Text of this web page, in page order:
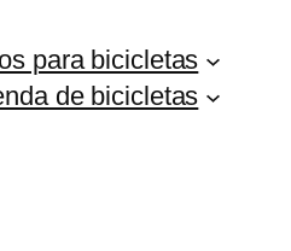
para bicicletas
de bicicletas